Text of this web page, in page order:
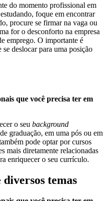
do momento profissional em
foque em encontrar
procure se firmar na vaga ou
for o desconforto na empresa
emprego. O importante é
deslocar para uma posição
o seu background
graduação, em uma pós ou em
pode optar por cursos
mais diretamente relacionadas
enriquecer o seu currículo.
temas